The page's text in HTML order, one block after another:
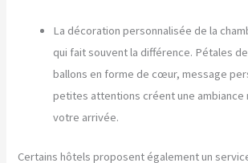
La décoration personnalisée de la
qui fait souvent la différence. Pétales
ballons en forme de cœur, message
petites attentions créent une ambiance
votre arrivée.
Certains hôtels proposent également un